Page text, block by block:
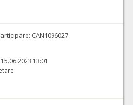
CAN1096027
15.06.2023 13:01